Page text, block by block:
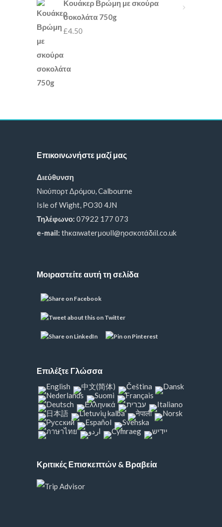
Κουάκερ Βρώμη με σκούρα
σοκολάτα 750g
£4.50
Επικοινωνήστε μαζί μας
Διεύθυνση
Νιούπορτ Δρόμου, Calbourne
Isle of Wight, PO30 4JN
Τηλέφωνο: 07922 177 073
e-mail: thκαιwaterμουll@ηoσκοτάδιil.co.uk
Μοιραστείτε αυτή τη σελίδα
Επιλέξτε Γλώσσα
Κριτικές Επισκεπτών & Βραβεία